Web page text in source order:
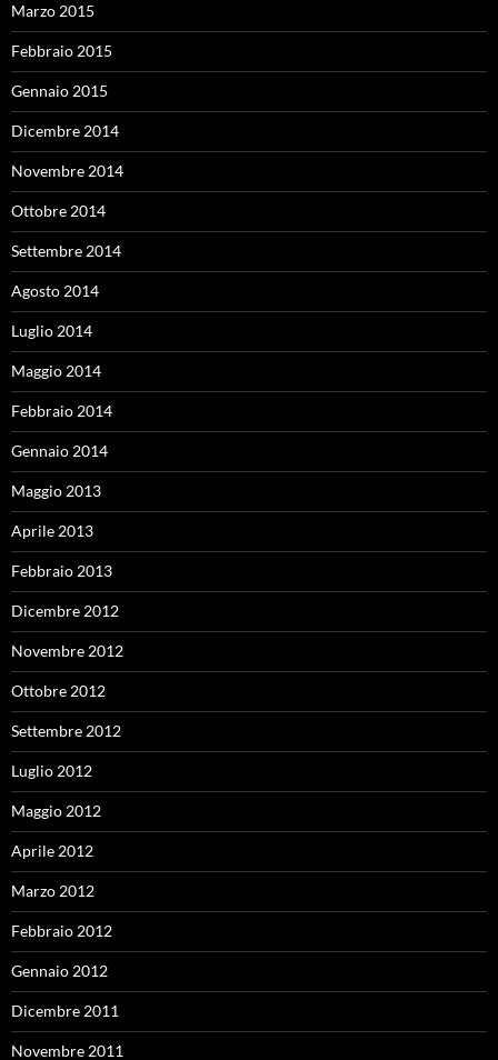
Marzo 2015
Febbraio 2015
Gennaio 2015
Dicembre 2014
Novembre 2014
Ottobre 2014
Settembre 2014
Agosto 2014
Luglio 2014
Maggio 2014
Febbraio 2014
Gennaio 2014
Maggio 2013
Aprile 2013
Febbraio 2013
Dicembre 2012
Novembre 2012
Ottobre 2012
Settembre 2012
Luglio 2012
Maggio 2012
Aprile 2012
Marzo 2012
Febbraio 2012
Gennaio 2012
Dicembre 2011
Novembre 2011